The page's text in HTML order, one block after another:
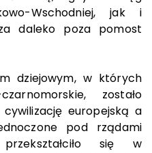
Wschodniej, jak i
daleko poza pomost
dziejowym, w których
zostało
europejską a
pod rządami
się w